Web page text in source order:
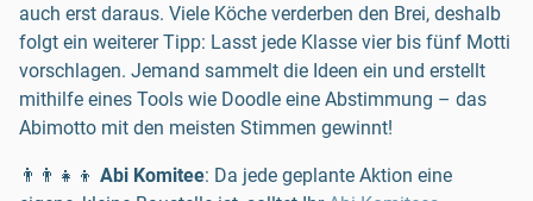
auch erst daraus. Viele Köche verderben den Brei, deshalb
folgt ein weiterer Tipp: Lasst jede Klasse vier bis fünf Motti
vorschlagen. Jemand sammelt die Ideen ein und erstellt
mithilfe eines Tools wie Doodle eine Abstimmung – das
Abimotto mit den meisten Stimmen gewinnt!
👨‍👨‍👧‍👦 Abi Komitee: Da jede geplante Aktion eine